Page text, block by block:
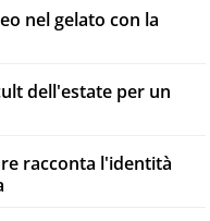
nel gelato con la
dell'estate per un
racconta l'identità